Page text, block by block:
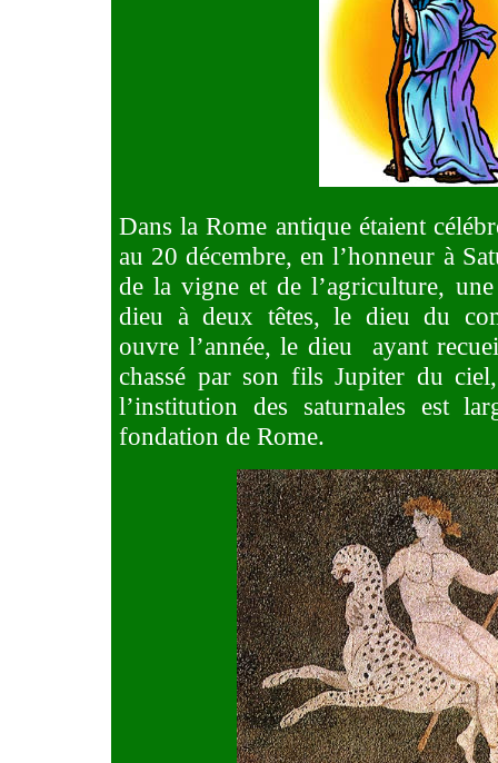
Dans la Rome antique étaient
au 20 décembre, en l’honneur à
de la vigne et de l’agriculture,
dieu à deux têtes, le dieu du
ouvre l’année, le dieu
ayant
chassé par son fils Jupiter du
l’institution des saturnales est
fondation de Rome.